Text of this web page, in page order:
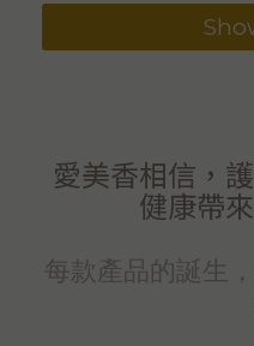
愛美香相信，
健康帶
每款產品的誕生